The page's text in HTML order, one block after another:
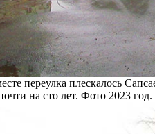
переулка плескалось
на сто лет. Фото 2023 год.